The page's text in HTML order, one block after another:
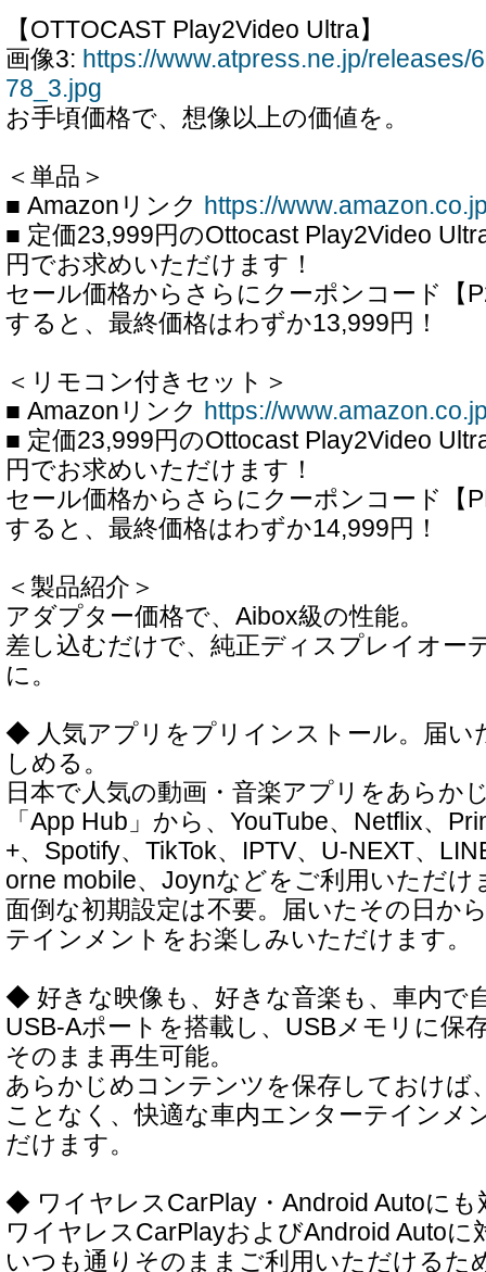
【OTTOCAST Play2Video Ultra】
画像3: https://www.atpress.ne.jp/releases/
78_3.jpg
お手頃価格で、想像以上の価値を。
＜単品＞
■ Amazonリンク https://
■ 定価23,999円のOttocast Play2Video
円でお求めいただけます！
セール価格からさらにクーポンコード【
すると、最終価格はわずか13,999円！
＜リモコン付きセット＞
■ Amazonリンク https://
■ 定価23,999円のOttocast Play2Video
円でお求めいただけます！
セール価格からさらにクーポンコード【
すると、最終価格はわずか14,999円！
＜製品紹介＞
アダプター価格で、Aibox級の性能。
差し込むだけで、純正ディスプレイオー
に。
◆ 人気アプリをプリインストール。届い
しめる。
日本で人気の動画・音楽アプリをあらか
「App Hub」から、YouTube、Netflix、
+、Spotify、TikTok、IPTV、U-NEXT、
orne mobile、Joynなどをご利用いただけ
面倒な初期設定は不要。届いたその日か
テインメントをお楽しみいただけます。
◆ 好きな映像も、好きな音楽も、車内で
USB-Aポートを搭載し、USBメモリに保
そのまま再生可能。
あらかじめコンテンツを保存しておけば
ことなく、快適な車内エンターテインメ
だけます。
◆ ワイヤレスCarPlay・Android Autoにも
ワイヤレスCarPlayおよびAndroid Autoに
いつも通りそのままご利用いただけるた